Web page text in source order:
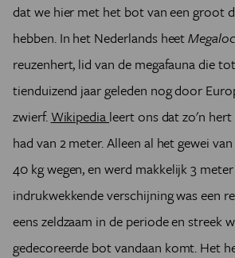
dat we hier met het bot van een groot
hebben. In het Nederlands heet
reuzenhert, lid van de megafauna die
tienduizend jaar geleden nog door
zwierf. Wikipedia leert ons dat zo'n
had van 2 meter. Alleen al het gewei
40 kg wegen, en werd makkelijk 3
indrukwekkende verschijning was een
eens zeldzaam in de periode en streek
gedecoreerde bot vandaan komt. Het